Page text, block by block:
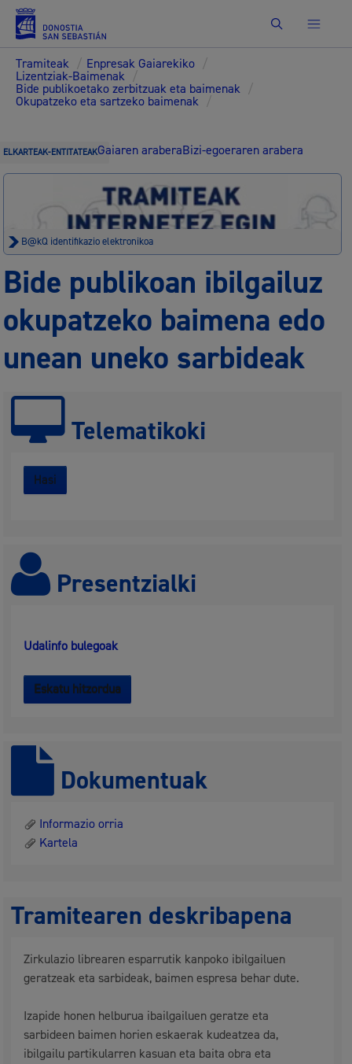
Bilatu
Tramiteak / Enpresak Gaiarekiko /
Lizentziak-Baimenak /
Bide publikoetako zerbitzuak eta baimenak /
Okupatzeko eta sartzeko baimenak /
ELKARTEAK-ENTITATEAKGaiaren araberaBizi-egoeraren arabera
B@kQ identifikazio elektronikoa
Bide publikoan ibilgailuz
okupatzeko baimena edo
unean uneko sarbideak
Telematikoki
Hasi
Presentzialki
Udalinfo bulegoak
Eskatu hitzordua
Dokumentuak
Informazio orria
Kartela
Tramitearen deskribapena
Zirkulazio librearen esparrutik kanpoko ibilgailuen
geratzeak eta sarbideak, baimen espresa behar dute.
Izapide honen helburua ibailgailuen geratze eta
sarbideen baimen horien eskaerak kudeatzea da,
ibilgailu partikularren kasuan eta baita obra eta